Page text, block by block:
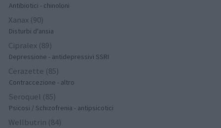
Antibiotici - chinoloni
Xanax (90)
Disturbi d'ansia
Cipralex (89)
Depressione - antidepressivi SSRI
Cerazette (85)
Contraccezione - altro
Seroquel (85)
Psicosi / Schizofrenia - antipsicotici
Wellbutrin (84)